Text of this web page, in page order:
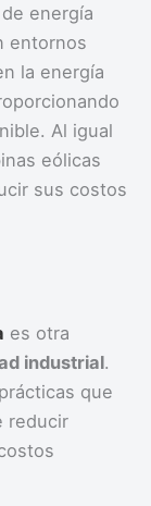
energía
entornos
la energía
Al igual
eólicas
sus costos
es otra
industrial.
que
reducir